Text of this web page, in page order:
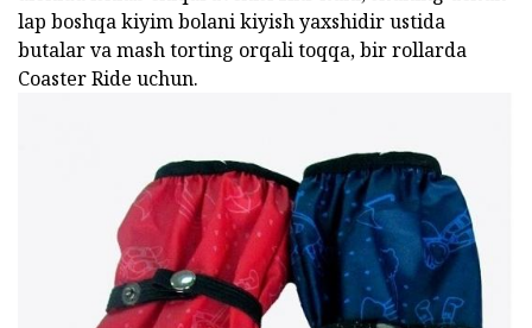
lap boshqa kiyim bolani kiyish yaxshidir ustida
butalar va mash torting orqali toqqa, bir rollarda
Coaster Ride uchun.